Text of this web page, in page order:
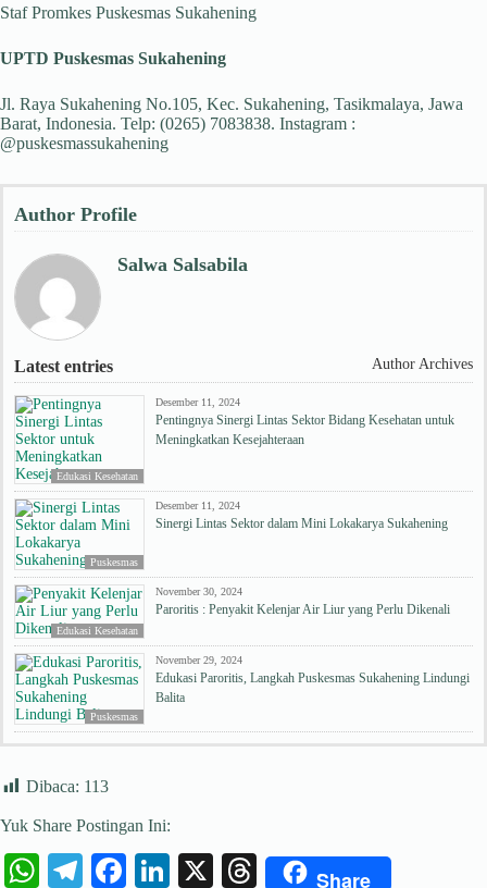
Staf Promkes Puskesmas Sukahening
UPTD Puskesmas Sukahening
Jl. Raya Sukahening No.105, Kec. Sukahening, Tasikmalaya, Jawa
Barat, Indonesia. Telp: (0265) 7083838. Instagram :
@puskesmassukahening
Author Profile
Salwa Salsabila
Latest entries Author Archives
Edukasi Kesehatan
Desember 11, 2024
Pentingnya Sinergi Lintas Sektor Bidang Kesehatan untuk
Meningkatkan Kesejahteraan
Puskesmas
Desember 11, 2024
Sinergi Lintas Sektor dalam Mini Lokakarya Sukahening
Edukasi Kesehatan
November 30, 2024
Paroritis : Penyakit Kelenjar Air Liur yang Perlu Dikenali
Puskesmas
November 29, 2024
Edukasi Paroritis, Langkah Puskesmas Sukahening Lindungi
Balita
Dibaca: 113
Yuk Share Postingan Ini:
W
Te
Fa
Li
X
T
Share